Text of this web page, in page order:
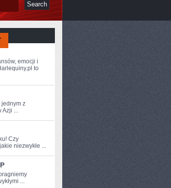
emocji i
to
jednym z
Azji ...
Czy
niezwykłe ...
...